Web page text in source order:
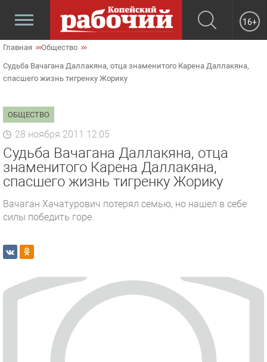
16+
Главная Общество
Судьба Вачагана Даллакяна, отца знаменитого Карена Даллакяна,
спасшего жизнь тигренку Жорику
ОБЩЕСТВО
28 ноября 2011 12:05
Судьба Вачагана Даллакяна, отца
знаменитого Карена Даллакяна,
спасшего жизнь тигренку Жорику
Вачаган Хачатурович потерял семью, но нашел в себе
силы победить горе.